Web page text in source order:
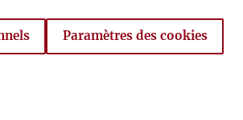
mówią prof. Jan
i Konstanty A. Jeleński.
Paramètres des cookies